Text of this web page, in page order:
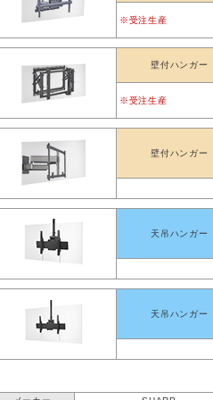
※受注生産
壁付ハンガー
※受注生産
壁付ハンガー
天吊ハンガー
天吊ハンガー